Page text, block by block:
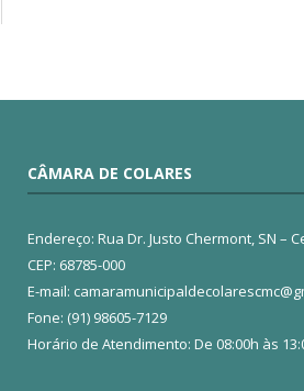
CÂMARA DE COLARES
Endereço: Rua Dr. Justo Chermont, SN –
CEP: 68785-000
E-mail:
Fone: (91) 98605-7129
Horário de Atendimento: De 08:00h às